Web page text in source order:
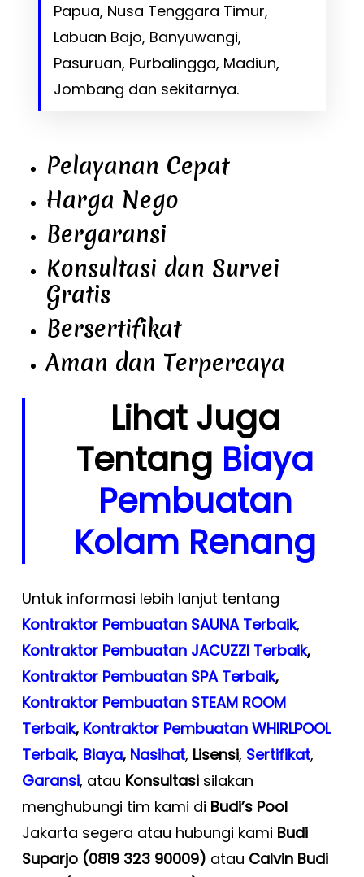
Papua, Nusa Tenggara Timur,
Labuan Bajo, Banyuwangi,
Pasuruan, Purbalingga, Madiun,
Jombang dan sekitarnya.
Pelayanan Cepat
Harga Nego
Bergaransi
Konsultasi dan Survei
Gratis
Bersertifikat
Aman dan Terpercaya
Lihat Juga
Tentang Biaya
Pembuatan
Kolam Renang
Untuk informasi lebih lanjut tentang
Kontraktor Pembuatan SAUNA Terbaik,
Kontraktor Pembuatan JACUZZI Terbaik,
Kontraktor Pembuatan SPA Terbaik,
Kontraktor Pembuatan STEAM ROOM
Terbaik, Kontraktor Pembuatan WHIRLPOOL
Terbaik, Biaya, Nasihat, Lisensi, Sertifikat,
Garansi, atau Konsultasisilakan
menghubungi tim kami di Budi’s Pool
Jakarta segera atau hubungi kami Budi
Suparjo (0819 323 90009) atau Calvin Budi